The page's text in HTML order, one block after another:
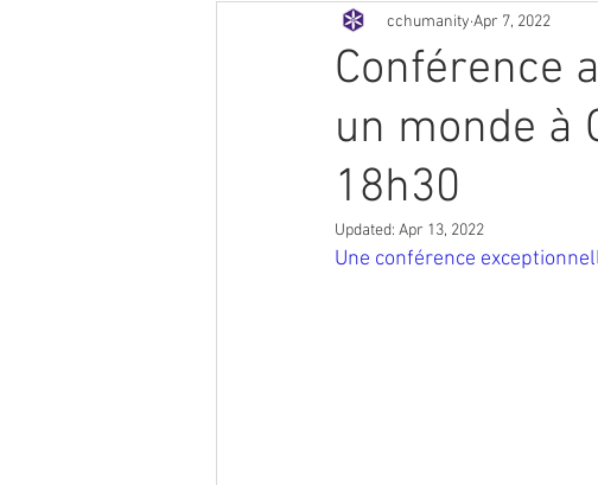
OTHER EVENTS STORYTELLING
Conférence
un monde à
18h30
cchumanity Apr 7, 2022
Updated: Apr 13, 2022
Une conférence